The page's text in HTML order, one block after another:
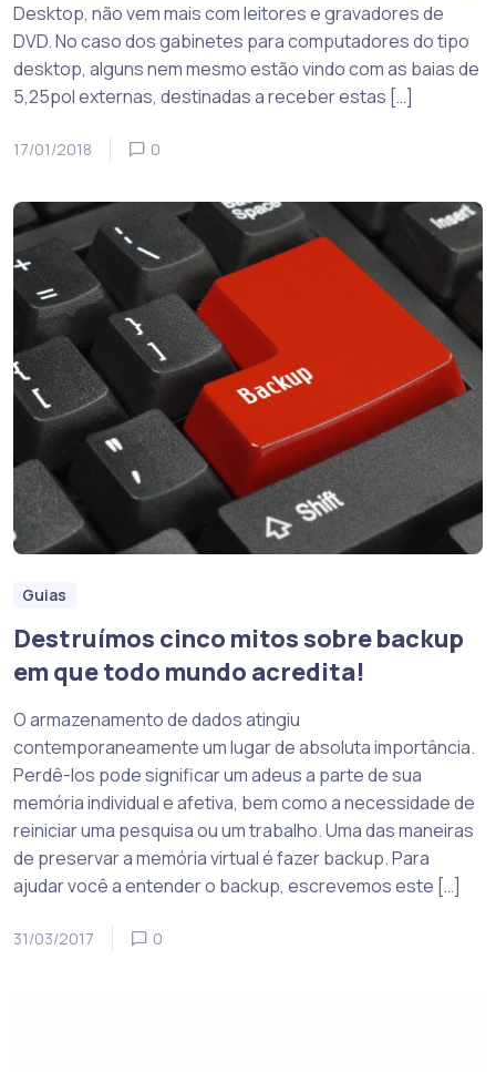
Desktop, não vem mais com leitores e gravadores de
DVD. No caso dos gabinetes para computadores do tipo
desktop, alguns nem mesmo estão vindo com as baias de
5,25pol externas, destinadas a receber estas […]
17/01/2018 0
Guias
Destruímos cinco mitos sobre backup
em que todo mundo acredita!
O armazenamento de dados atingiu
contemporaneamente um lugar de absoluta importância.
Perdê-los pode significar um adeus a parte de sua
memória individual e afetiva, bem como a necessidade de
reiniciar uma pesquisa ou um trabalho. Uma das maneiras
de preservar a memória virtual é fazer backup. Para
ajudar você a entender o backup, escrevemos este […]
31/03/2017 0